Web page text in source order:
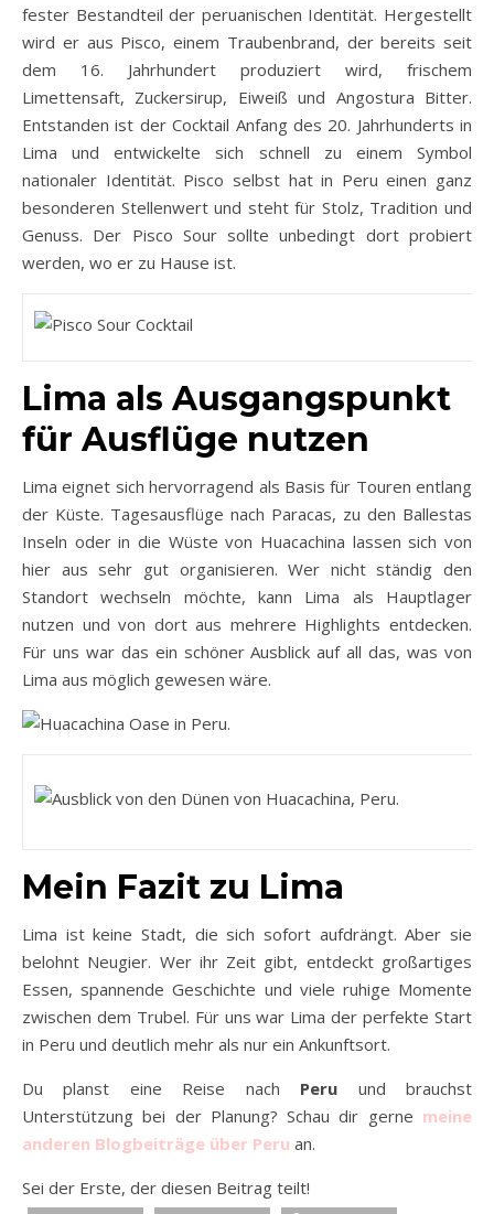
fester Bestandteil der peruanischen Identität. Hergestellt
wird er aus Pisco, einem Traubenbrand, der bereits seit
dem 16. Jahrhundert produziert wird, frischem
Limettensaft, Zuckersirup, Eiweiß und Angostura Bitter.
Entstanden ist der Cocktail Anfang des 20. Jahrhunderts in
Lima und entwickelte sich schnell zu einem Symbol
nationaler Identität. Pisco selbst hat in Peru einen ganz
besonderen Stellenwert und steht für Stolz, Tradition und
Genuss. Der Pisco Sour sollte unbedingt dort probiert
werden, wo er zu Hause ist.
Lima als Ausgangspunkt
für Ausflüge nutzen
Lima eignet sich hervorragend als Basis für Touren entlang
der Küste. Tagesausflüge nach Paracas, zu den Ballestas
Inseln oder in die Wüste von Huacachina lassen sich von
hier aus sehr gut organisieren. Wer nicht ständig den
Standort wechseln möchte, kann Lima als Hauptlager
nutzen und von dort aus mehrere Highlights entdecken.
Für uns war das ein schöner Ausblick auf all das, was von
Lima aus möglich gewesen wäre.
Mein Fazit zu Lima
Lima ist keine Stadt, die sich sofort aufdrängt. Aber sie
belohnt Neugier. Wer ihr Zeit gibt, entdeckt großartiges
Essen, spannende Geschichte und viele ruhige Momente
zwischen dem Trubel. Für uns war Lima der perfekte Start
in Peru und deutlich mehr als nur ein Ankunftsort.
Du planst eine Reise nach Peru und brauchst
Unterstützung bei der Planung? Schau dir gerne meine
anderen Blogbeiträge über Peru an.
Sei der Erste, der diesen Beitrag teilt!